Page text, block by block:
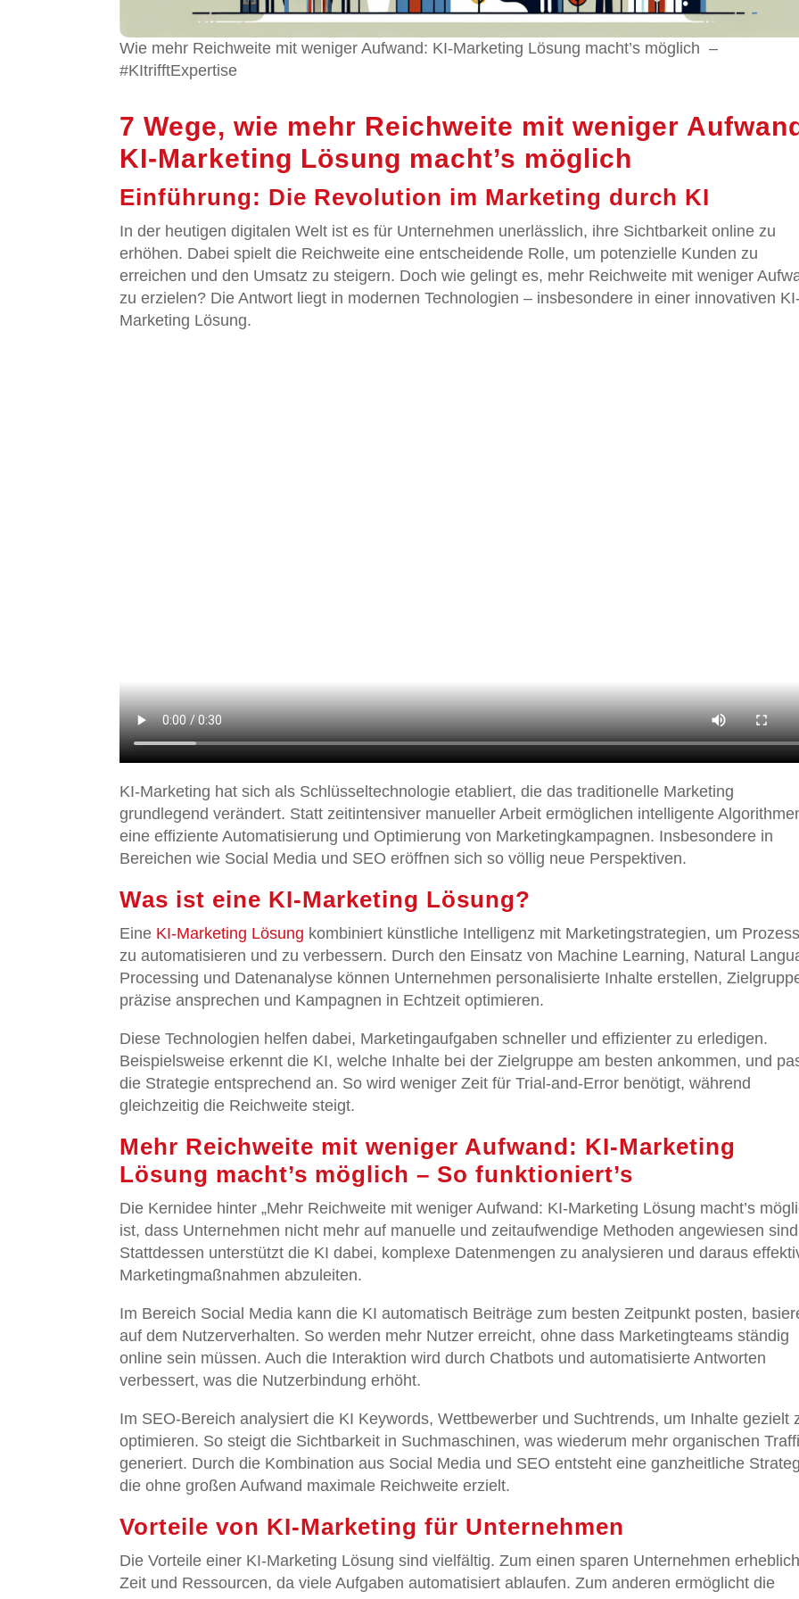
Wie mehr Reichweite mit weniger Aufwand: KI-Marketing Lösung macht’s möglich –
#KItrifftExpertise
7 Wege, wie mehr Reichweite mit weniger
KI-Marketing Lösung macht’s möglich
Einführung: Die Revolution im Marketing durch KI
In der heutigen digitalen Welt ist es für Unternehmen unerlässlich, ihre Sichtbarkeit online zu
erhöhen. Dabei spielt die Reichweite eine entscheidende Rolle, um potenzielle Kunden zu
erreichen und den Umsatz zu steigern. Doch wie gelingt es, mehr Reichweite mit weniger
zu erzielen? Die Antwort liegt in modernen Technologien – insbesondere in einer innovativen
Marketing Lösung.
KI-Marketing hat sich als Schlüsseltechnologie etabliert, die das traditionelle Marketing
grundlegend verändert. Statt zeitintensiver manueller Arbeit ermöglichen intelligente
eine effiziente Automatisierung und Optimierung von Marketingkampagnen. Insbesondere in
Bereichen wie Social Media und SEO eröffnen sich so völlig neue Perspektiven.
Was ist eine KI-Marketing Lösung?
Eine KI-Marketing Lösung kombiniert künstliche Intelligenz mit Marketingstrategien, um
zu automatisieren und zu verbessern. Durch den Einsatz von Machine Learning, Natural
Processing und Datenanalyse können Unternehmen personalisierte Inhalte erstellen,
präzise ansprechen und Kampagnen in Echtzeit optimieren.
Diese Technologien helfen dabei, Marketingaufgaben schneller und effizienter zu erledigen.
Beispielsweise erkennt die KI, welche Inhalte bei der Zielgruppe am besten ankommen, und
die Strategie entsprechend an. So wird weniger Zeit für Trial-and-Error benötigt, während
gleichzeitig die Reichweite steigt.
Mehr Reichweite mit weniger Aufwand: KI-Marketing
Lösung macht’s möglich – So funktioniert’s
Die Kernidee hinter „Mehr Reichweite mit weniger Aufwand: KI-Marketing Lösung macht’s
ist, dass Unternehmen nicht mehr auf manuelle und zeitaufwendige Methoden angewiesen
Stattdessen unterstützt die KI dabei, komplexe Datenmengen zu analysieren und daraus
Marketingmaßnahmen abzuleiten.
Im Bereich Social Media kann die KI automatisch Beiträge zum besten Zeitpunkt posten,
auf dem Nutzerverhalten. So werden mehr Nutzer erreicht, ohne dass Marketingteams ständig
online sein müssen. Auch die Interaktion wird durch Chatbots und automatisierte Antworten
verbessert, was die Nutzerbindung erhöht.
Im SEO-Bereich analysiert die KI Keywords, Wettbewerber und Suchtrends, um Inhalte gezielt
optimieren. So steigt die Sichtbarkeit in Suchmaschinen, was wiederum mehr organischen
generiert. Durch die Kombination aus Social Media und SEO entsteht eine ganzheitliche
die ohne großen Aufwand maximale Reichweite erzielt.
Vorteile von KI-Marketing für Unternehmen
Die Vorteile einer KI-Marketing Lösung sind vielfältig. Zum einen sparen Unternehmen
Zeit und Ressourcen, da viele Aufgaben automatisiert ablaufen. Zum anderen ermöglicht die